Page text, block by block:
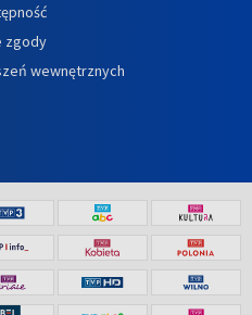
zgody
wewnętrznych